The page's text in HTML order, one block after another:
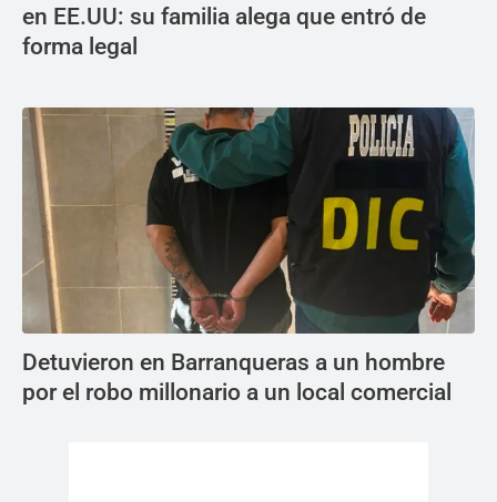
en EE.UU: su familia alega que entró de
forma legal
Detuvieron en Barranqueras a un hombre
por el robo millonario a un local comercial